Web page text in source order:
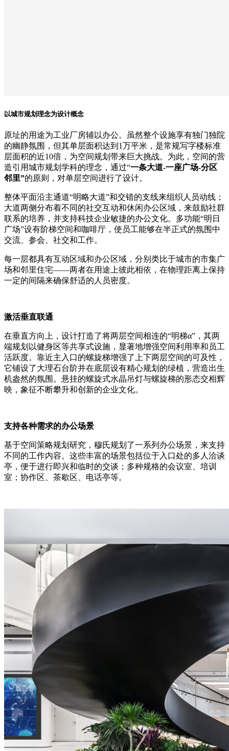
以城市规划理念为设计概念
原址的用途为工业厂房辅以办公。虽然整个设施享有独门独院
的幽静氛围，但其单层面积达到1万平米，是常规写字楼标准
层面积的近10倍，为空间规划带来巨大挑战。为此，空间的营
造引用城市规划学科的理念，通过“一条大道-一座广场-分区
邻里”的原则，对单层空间进行了设计。
整体平面沿主通道“明略大道”和交错的支线来组织人员动线；
大道两侧分布着不同的社交互动和休闲办公区域，来鼓励社群
联系的培养，并支持科技企业敏捷的办公文化。多功能“明日
广场”设有阶梯空间和咖啡厅，使员工能够在半正式的氛围中
交流、参会、社交和工作。
每一层都具有互动区域和办公区域，分别类比于城市的市集广
场和邻里住宅——两者在用途上彼此相依，在物理距离上保持
一定的间隔来确保舒适的人员密度。
激活垂直联通
在垂直方向上，设计打造了将两层空间相连的“明梯α”，其两
端规划以健身区等共享式设施，显著地增强空间利用率和员工
活跃度。靠近主入口的螺旋梯增强了上下两层空间的可及性，
它铺设了大理石台阶并在底层设有精心规划的绿植，营造出生
机盎然的氛围。悬挂的螺旋式水晶吊灯与螺旋梯的形态交相辉
映，象征不断攀升和创新的企业文化。
支持各种需求的办公场景
基于空间策略规划研究，穆氏规划了一系列办公场景，来支持
不同的工作内容。这些丰富的场景包括位于入口处的多人洽谈
亭，便于进行即兴和临时的交谈；多种规格的会议室、培训
室；协作区、茶歇区、电话亭等。